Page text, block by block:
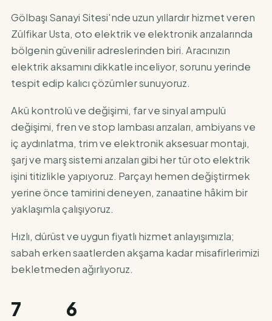
Gölbaşı Sanayi Sitesi'nde uzun yıllardır hizmet veren
Zülfikar Usta, oto elektrik ve elektronik arızalarında
bölgenin güvenilir adreslerinden biri. Aracınızın
elektrik aksamını dikkatle inceliyor, sorunu yerinde
tespit edip kalıcı çözümler sunuyoruz.
Akü kontrolü ve değişimi, far ve sinyal ampulü
değişimi, fren ve stop lambası arızaları, ambiyans ve
iç aydınlatma, trim ve elektronik aksesuar montajı,
şarj ve marş sistemi arızaları gibi her tür oto elektrik
işini titizlikle yapıyoruz. Parçayı hemen değiştirmek
yerine önce tamirini deneyen, zanaatine hâkim bir
yaklaşımla çalışıyoruz.
Hızlı, dürüst ve uygun fiyatlı hizmet anlayışımızla;
sabah erken saatlerden akşama kadar misafirlerimizi
bekletmeden ağırlıyoruz.
7 6